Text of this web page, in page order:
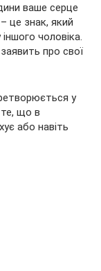
ваше серце
це знак, який
чоловіка.
про свої
у
що в
або навіть